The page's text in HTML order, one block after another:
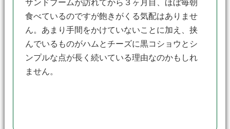
サンドブームが訪れてから３ヶ月目、ほぼ毎朝
食べているのですが飽きがくる気配はありませ
ん。あまり手間をかけていないことに加え、挟
んでいるものがハムとチーズに黒コショウとシ
ンプルな点が長く続いている理由なのかもしれ
ません。